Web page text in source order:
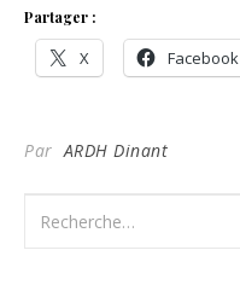
Partager :
X Facebook
Par ARDH Dinant